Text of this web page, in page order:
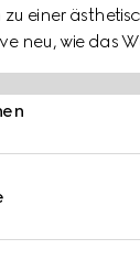
einer
neu, wie das